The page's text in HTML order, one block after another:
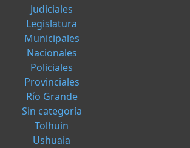
Judiciales
Legislatura
Municipales
Nacionales
Policiales
Provinciales
Río Grande
Sin categoría
Tolhuin
Ushuaia